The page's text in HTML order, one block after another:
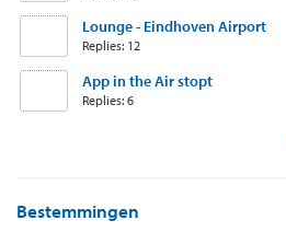
Lounge - Eindhoven Airport
Replies: 12
App in the Air stopt
Replies: 6
Bestemmingen